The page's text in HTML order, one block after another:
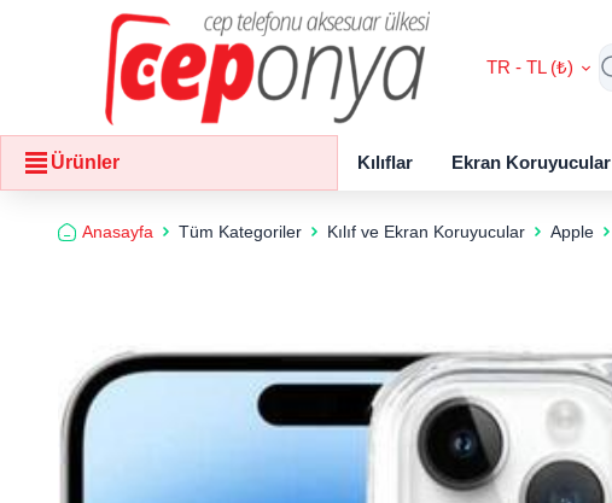
TR - TL (₺)
Ürünler Kılıflar Ekran Koruyucular
Anasayfa Tüm Kategoriler Kılıf ve Ekran Koruyucular Apple